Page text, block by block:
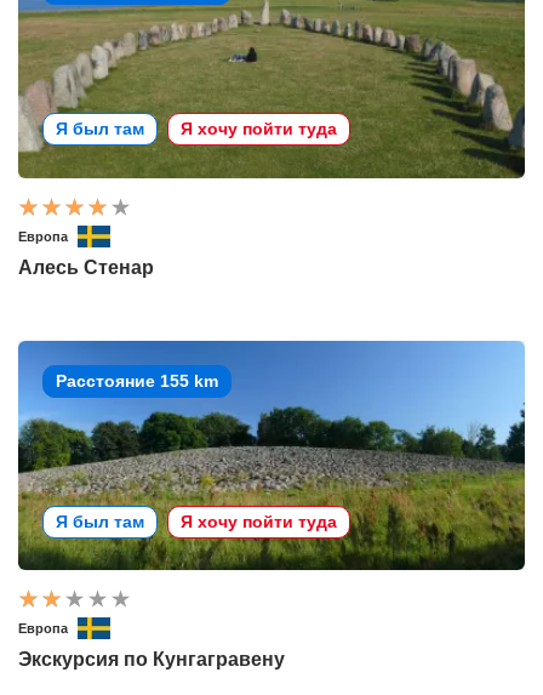
Я был там Я хочу пойти туда
Европа
Алесь Стенар
Расстояние 155 km
Я был там Я хочу пойти туда
Европа
Экскурсия по Кунгагравену